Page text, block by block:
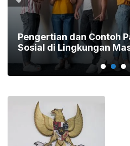
Pengertian dan Contoh
Sosial di Lingkungan